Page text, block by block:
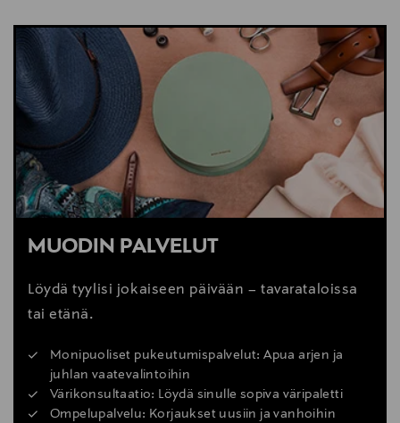
MUODIN PALVELUT
Löydä tyylisi jokaiseen päivään – tavarataloissa
tai etänä.
Monipuoliset pukeutumispalvelut: Apua arjen ja
juhlan vaatevalintoihin
Värikonsultaatio: Löydä sinulle sopiva väripaletti
Ompelupalvelu: Korjaukset uusiin ja vanhoihin